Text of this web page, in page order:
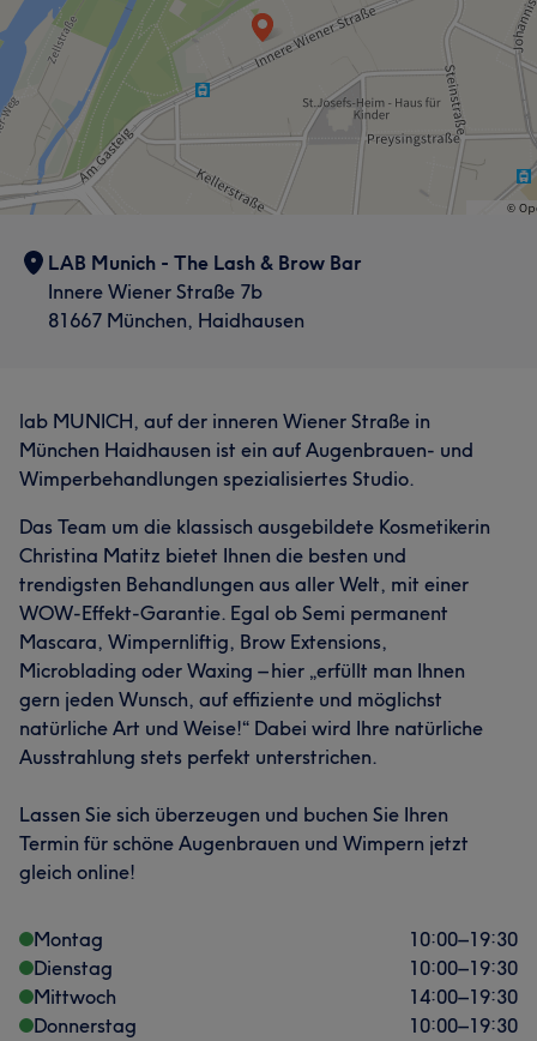
LAB Munich - The Lash & Brow Bar
Innere Wiener Straße 7b
81667 München, Haidhausen
lab MUNICH, auf der inneren Wiener Straße in
München Haidhausen ist ein auf Augenbrauen- und
Wimperbehandlungen spezialisiertes Studio.
Das Team um die klassisch ausgebildete Kosmetikerin
Christina Matitz bietet Ihnen die besten und
trendigsten Behandlungen aus aller Welt, mit einer
WOW-Effekt-Garantie. Egal ob Semi permanent
Mascara, Wimpernliftig, Brow Extensions,
Microblading oder Waxing – hier „erfüllt man Ihnen
gern jeden Wunsch, auf effiziente und möglichst
natürliche Art und Weise!“ Dabei wird Ihre natürliche
Ausstrahlung stets perfekt unterstrichen.
Lassen Sie sich überzeugen und buchen Sie Ihren
Termin für schöne Augenbrauen und Wimpern jetzt
gleich online!
Montag 10:00–19:30
Dienstag
10:00–19:30
Mittwoch
14:00–19:30
Donnerstag
10:00–19:30